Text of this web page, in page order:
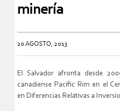
minería
20 AGOSTO, 2013
El Salvador afronta desde
canadiense Pacific Rim en el
en Diferencias Relativas a